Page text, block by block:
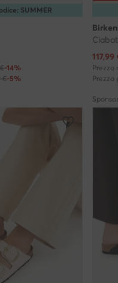
SUMMER
-14%
€-5%
117,99
Prezzo
Prezzo